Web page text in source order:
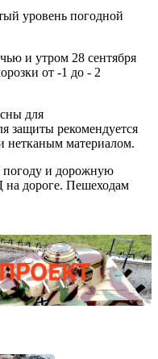
уровень погодной
и утром 28 сентября
от -1 до - 2
для
защиты рекомендуется
нетканым материалом.
погоду и дорожную
на дороге. Пешеходам